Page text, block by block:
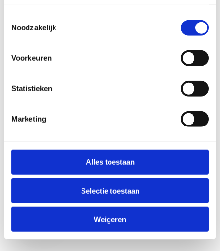
Noodzakelijk
Voorkeuren
Statistieken
Marketing
Alles toestaan
Selectie toestaan
Weigeren
Jouw vraag
Anti-Robot Verification
Click to start verification
Verzend